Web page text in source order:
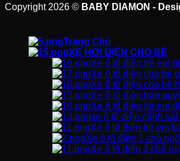
Copyright 2026 © BABY DIAMON -
Trang Chủ
XE HƠI ĐIỆN CHO BÉ
Xe ô tô điện trẻ em
Xe ô tô điện cho bé
Xe ô tô điện cho bé
Xe ô tô điện bản
Xe ô tô điện trẻ em
xe ô tô điện cảnh sát
Xe ô tô điện trẻ em
Xe ô tô điện 1 chỗ
Xe ô tô điện 2 chỗ